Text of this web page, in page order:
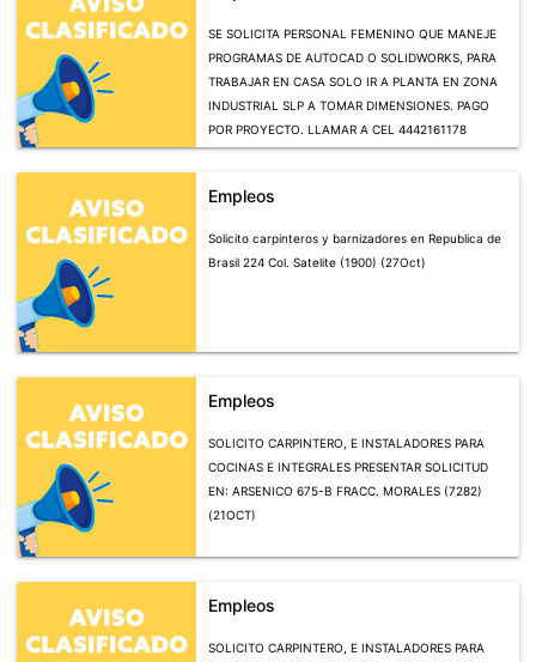
SE SOLICITA PERSONAL FEMENINO QUE MANEJE
PROGRAMAS DE AUTOCAD O SOLIDWORKS, PARA
TRABAJAR EN CASA SOLO IR A PLANTA EN ZONA
INDUSTRIAL SLP A TOMAR DIMENSIONES. PAGO
POR PROYECTO. LLAMAR A CEL 4442161178
(7986) (15 OCT)
Empleos
Solicito carpinteros y barnizadores en Republica de
Brasil 224 Col. Satelite (1900) (27Oct)
Empleos
SOLICITO CARPINTERO, E INSTALADORES PARA
COCINAS E INTEGRALES PRESENTAR SOLICITUD
EN: ARSENICO 675-B FRACC. MORALES (7282)
(21OCT)
Empleos
SOLICITO CARPINTERO, E INSTALADORES PARA